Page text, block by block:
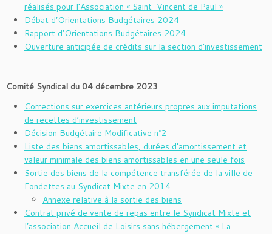
réalisés pour l’Association « Saint-Vincent de Paul »
Débat d’Orientations Budgétaires 2024
Rapport d’Orientations Budgétaires 2024
Ouverture anticipée de crédits sur la section d’investissement
Comité Syndical du 04 décembre 2023
Corrections sur exercices antérieurs propres aux imputations
de recettes d’investissement
Décision Budgétaire Modificative n°2
Liste des biens amortissables, durées d’amortissement et
valeur minimale des biens amortissables en une seule fois
Sortie des biens de la compétence transférée de la ville de
Fondettes au Syndicat Mixte en 2014
Annexe relative à la sortie des biens
Contrat privé de vente de repas entre le Syndicat Mixte et
l’association Accueil de Loisirs sans hébergement « La